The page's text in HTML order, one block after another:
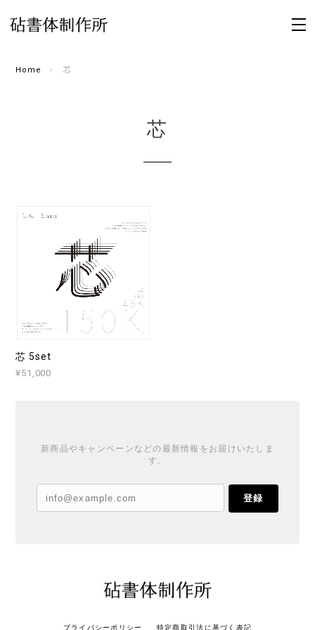
Home 芯
芯
芯 5set
¥51,000
新商品やキャンペーンなどの最新情報をお届けいたしま
す。
登録
プライバシーポリシー 特定商取引法に基づく表記